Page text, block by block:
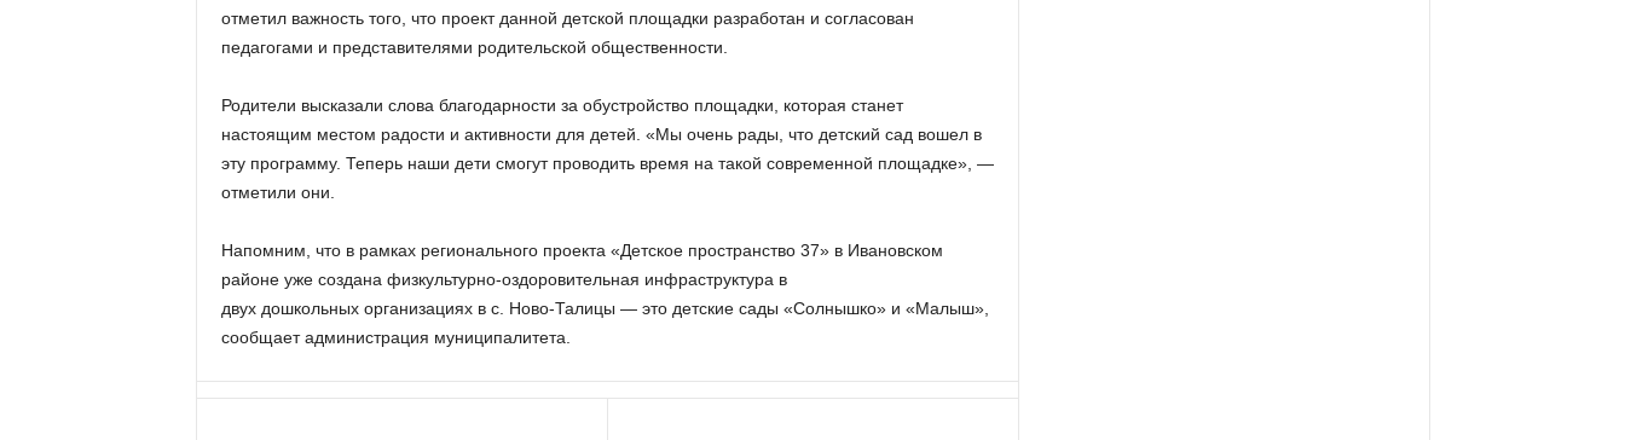
отметил важность того, что проект данной детской площадки разработан и согласован
педагогами и представителями родительской общественности.
Родители высказали слова благодарности за обустройство площадки, которая станет
настоящим местом радости и активности для детей. «Мы очень рады, что детский сад вошел в
эту программу. Теперь наши дети смогут проводить время на такой современной площадке», —
отметили они.
Напомним, что в рамках регионального проекта «Детское пространство 37» в Ивановском
районе уже создана физкультурно-оздоровительная инфраструктура в
двух дошкольных организациях в с. Ново-Талицы — это детские сады «Солнышко» и «Малыш»,
сообщает администрация муниципалитета.